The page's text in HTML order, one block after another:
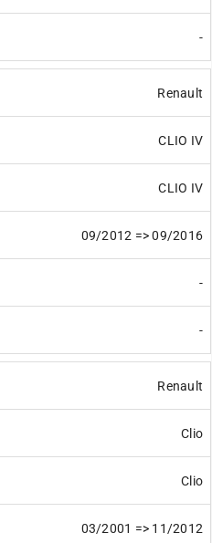
-
Renault
CLIO IV
CLIO IV
09/2012 => 09/2016
-
-
Renault
Clio
Clio
03/2001 => 11/2012